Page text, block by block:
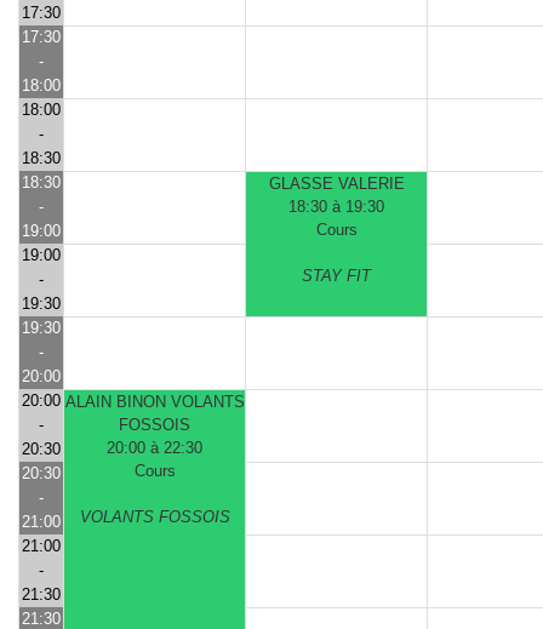
17:30
17:30
-
18:00
18:00
-
18:30
18:30
-
19:00
GLASSE VALERIE
18:30 à 19:30
Cours
STAY FIT
19:00
-
19:30
19:30
-
20:00
20:00
-
20:30
ALAIN BINON VOLANTS
FOSSOIS
20:00 à 22:30
Cours
VOLANTS FOSSOIS
20:30
-
21:00
21:00
-
21:30
21:30